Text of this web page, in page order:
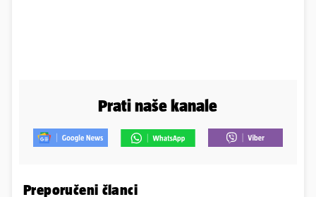
Prati naše kanale
Preporučeni članci